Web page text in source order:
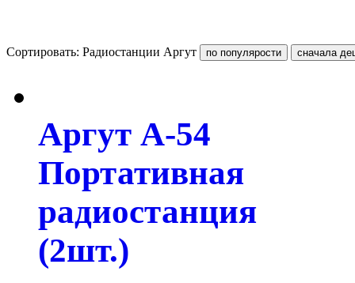
Сортировать: Радиостанции Аргут
Аргут А-54
Портативная
радиостанция
(2шт.)